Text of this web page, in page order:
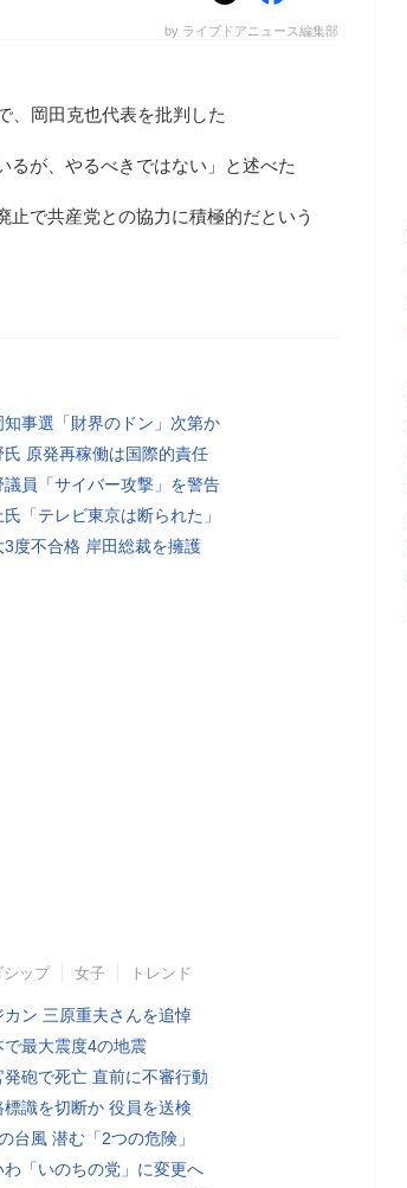
by ライブドアニュース編集部
、岡田克也代表を批判した
るが、やるべきではない」と述べた
で共産党との協力に積極的だという
知事選「財界のドン」次第か
氏 原発再稼働は国際的責任
議員「サイバー攻撃」を警告
氏「テレビ東京は断られた」
3度不合格 岸田総裁を擁護
シップ 女子 トレンド
カン 三原重夫さんを追悼
で最大震度4の地震
発砲で死亡 直前に不審行動
標識を切断か 役員を送検
台風 潜む「2つの危険」
わ「いのちの党」に変更へ